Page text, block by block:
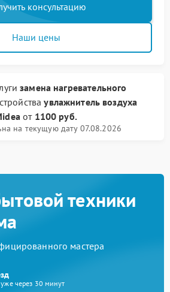
консультацию
Наши цены
замена нагревательного
увлажнитель воздуха
от 1100 руб.
на текущую дату 07.08.2026
техники
мастера
через 30 минут